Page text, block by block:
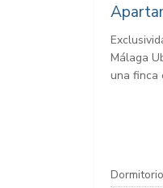
Málaga
una finca